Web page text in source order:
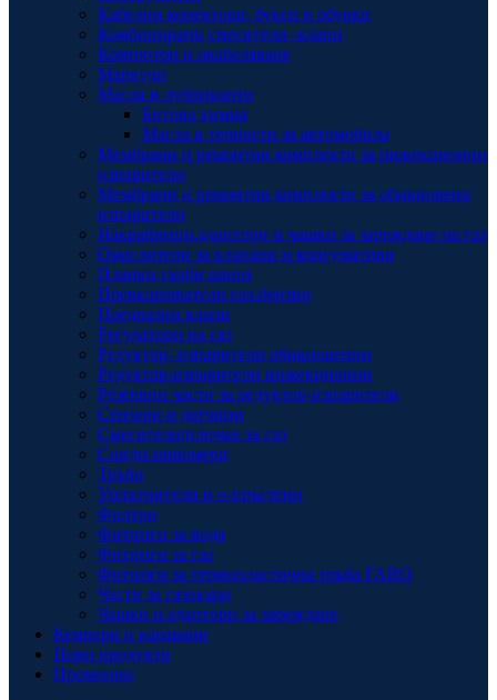
Кабелни конектори, букси и обувки
Комбинирани смесители -клапи
Компютри и окабеляване
Маркучи
Масла и лубриканти
Битова химия
Масла и течности за автомобила
Мембрани и ремонтни комплекти за инжекционни
изпарители
Мембрани и ремонтни комплекти за обикновени
изпарители
Накрайници,адаптори и чашки за зареждане на газ
Омаслители за клапани и консумативи
Планки,скоби,шини
Превключватели газ-бензин
Предпазни клапи
Регулатори на газ
Редуктор- изпарители обикновенни
Редуктор-изпарители инжекционни
Резервни части за редуктор-изпарители
Сензори и датчици
Смесители/плочки за газ
Сонди-нивомери
Тръби
Уплътнители и о-пръстени
Филтри
Фитинги за вода
Фитинги за газ
Фитинги за термопластична тръба FARO
Части за газокари
Чашки и адаптори за зареждане
Кемпери и каравани
Нови продукти
Промоции